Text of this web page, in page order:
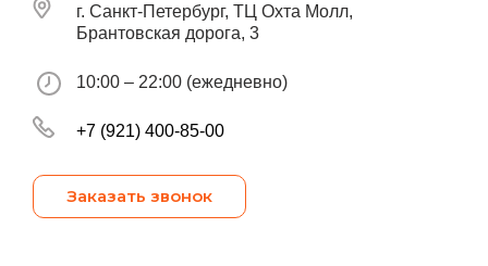
г. Санкт-Петербург, ТЦ Охта Молл,
Брантовская дорога, 3
10:00 – 22:00 (ежедневно)
+7 (921) 400-85-00
Заказать звонок